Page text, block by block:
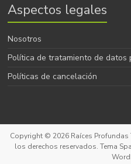
Aspectos legales
Nosotros
Política de tratamiento de datos
Políticas de cancelación
Copyright © 2026 Raíces
los derechos reservados. Tema